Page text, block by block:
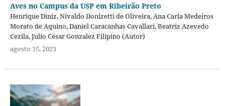
Aves no Campus da USP em Ribeirão Preto
Henrique Diniz, Nivaldo Donizetti de Oliveira, Ana Carla Medeiros
Morato de Aquino, Daniel Caracanhas Cavallari‬, Beatriz Azevedo
Cezila, Julio César Gonzalez Filipino (Autor)
agosto 15, 2023